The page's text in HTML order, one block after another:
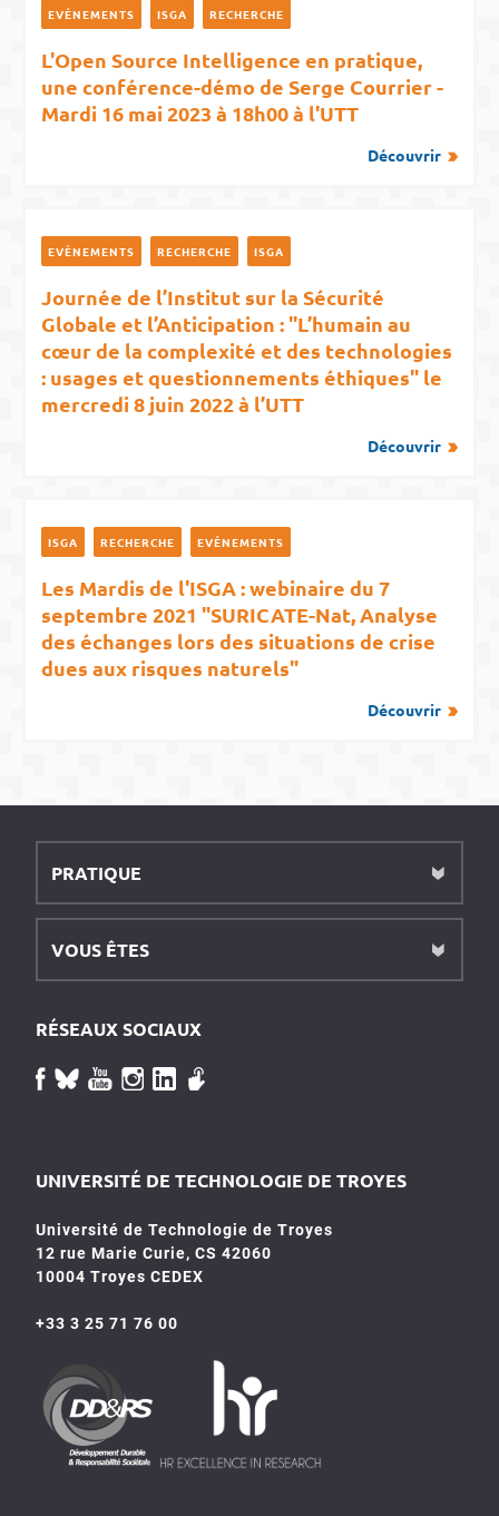
EVÉNEMENTS ISGA RECHERCHE
L'Open Source Intelligence en pratique,
une conférence-démo de Serge Courrier -
Mardi 16 mai 2023 à 18h00 à l'UTT
Découvrir
EVÉNEMENTS RECHERCHE ISGA
Journée de l’Institut sur la Sécurité
Globale et l’Anticipation : "L’humain au
cœur de la complexité et des technologies
: usages et questionnements éthiques" le
mercredi 8 juin 2022 à l’UTT
Découvrir
ISGA RECHERCHE EVÉNEMENTS
Les Mardis de l'ISGA : webinaire du 7
septembre 2021 "SURICATE-Nat, Analyse
des échanges lors des situations de crise
dues aux risques naturels"
Découvrir
PRATIQUE
VOUS ÊTES
RÉSEAUX SOCIAUX
UNIVERSITÉ DE TECHNOLOGIE DE TROYES
Université de Technologie de Troyes
12 rue Marie Curie, CS 42060
10004 Troyes CEDEX
+33 3 25 71 76 00